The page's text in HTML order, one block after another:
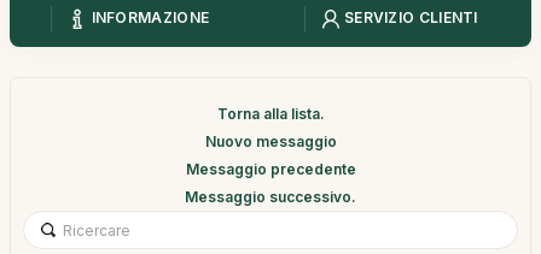
INFORMAZIONE
SERVIZIO CLIENTI
Torna alla lista.
Nuovo messaggio
Messaggio precedente
Messaggio successivo.